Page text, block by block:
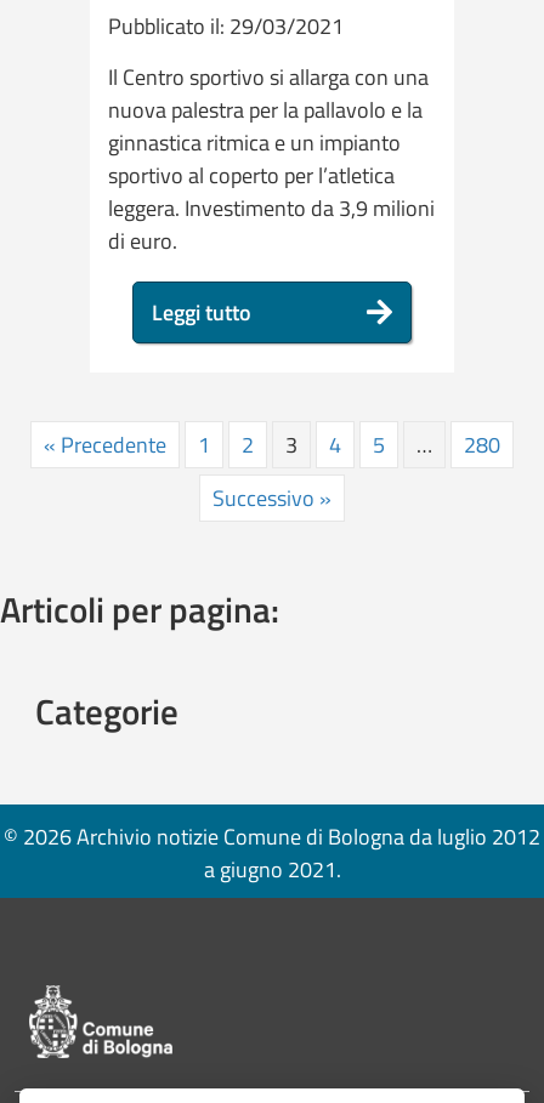
Pubblicato il: 29/03/2021
Il Centro sportivo si allarga con una
nuova palestra per la pallavolo e la
ginnastica ritmica e un impianto
sportivo al coperto per l’atletica
leggera. Investimento da 3,9 milioni
di euro.
Leggi tutto
« Precedente 1 2 3 4 5 …
280
Successivo »
Articoli per pagina:
Categorie
© 2026 Archivio notizie Comune di Bologna da luglio 2012
a giugno 2021.